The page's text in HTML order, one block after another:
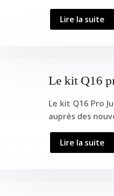
Lire la suite
Le kit Q16
Le kit Q16 Pro
auprès des
Lire la suite